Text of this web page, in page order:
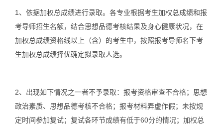
1、 依据加权总成绩进行录取。各专业根据考生加权总成绩和报
考导师招生名额，结合思想品德考核结果及身心健康状况，在
加权总成绩资格线以上（含）的考生中，按照报考导师名下考
生加权总成绩择优确定拟录取人选。
2、 出现如下情况之一者不予录取：报考资格审查不合格；思想
政治素质、思想品德考核不合格；报考材料弄虚作假；未按规
定时间参加复试；复试各环节成绩有低于60分的情况；加权总